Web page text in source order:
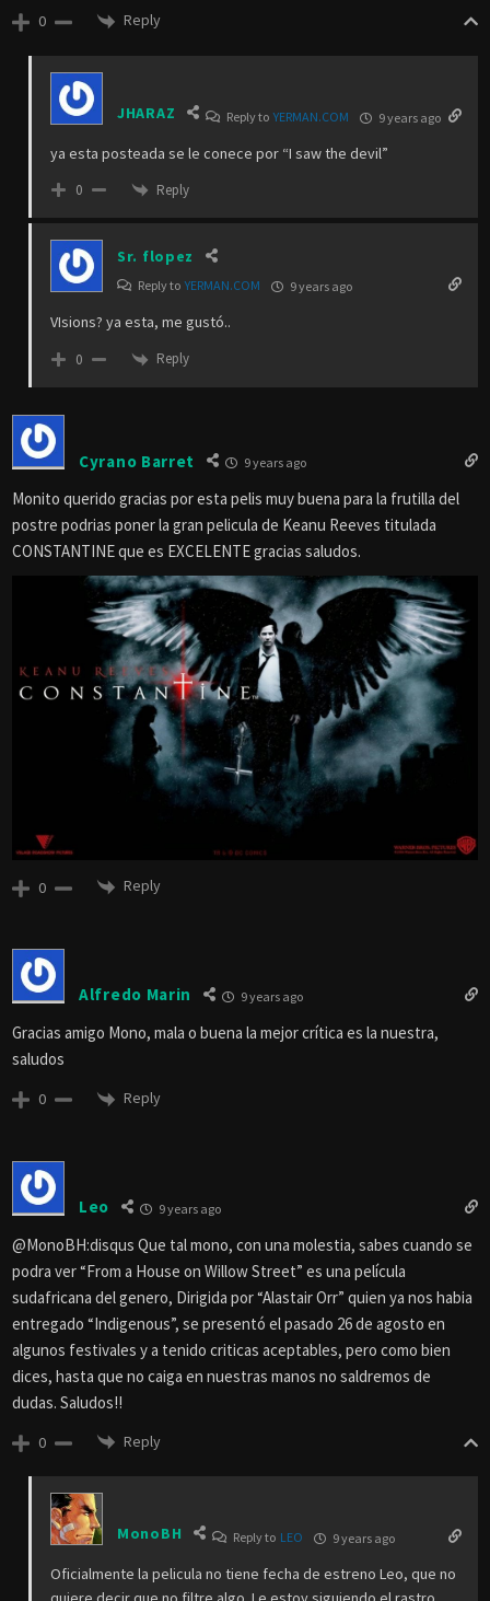
0 Reply
JHARAZ Reply toYERMAN.COM 9 years ago
ya esta posteada se le conece por “I saw the devil”
0 Reply
Sr. flopez
Reply toYERMAN.COM 9 years ago
VIsions? ya esta, me gustó..
0 Reply
Cyrano Barret 9 years ago
Monito querido gracias por esta pelis muy buena para la frutilla del
postre podrias poner la gran pelicula de Keanu Reeves titulada
CONSTANTINE que es EXCELENTE gracias saludos.
0 Reply
Alfredo Marin 9 years ago
Gracias amigo Mono, mala o buena la mejor crítica es la nuestra,
saludos
0 Reply
Leo 9 years ago
@MonoBH:disqus Que tal mono, con una molestia, sabes cuando se
podra ver “From a House on Willow Street” es una película
sudafricana del genero, Dirigida por “Alastair Orr” quien ya nos habia
entregado “Indigenous”, se presentó el pasado 26 de agosto en
algunos festivales y a tenido criticas aceptables, pero como bien
dices, hasta que no caiga en nuestras manos no saldremos de
dudas. Saludos!!
0 Reply
MonoBH Reply to LEO 9 years ago
Oficialmente la pelicula no tiene fecha de estreno Leo, que no